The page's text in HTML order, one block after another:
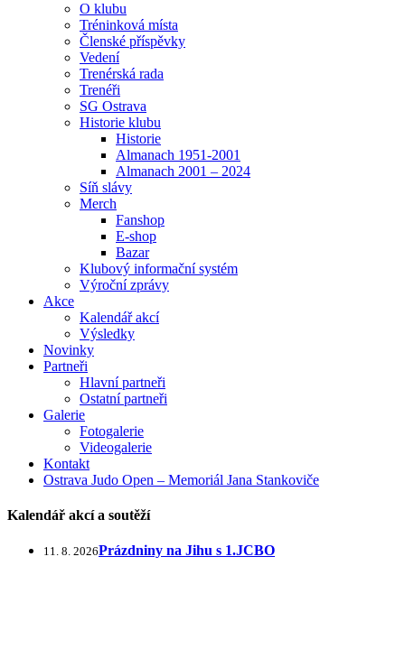
O klubu
Tréninková místa
Členské příspěvky
Vedení
Trenérská rada
Trenéři
SG Ostrava
Historie klubu
Historie
Almanach 1951-2001
Almanach 2001 – 2024
Síň slávy
Merch
Fanshop
E-shop
Bazar
Klubový informační systém
Výroční zprávy
Akce
Kalendář akcí
Výsledky
Novinky
Partneři
Hlavní partneři
Ostatní partneři
Galerie
Fotogalerie
Videogalerie
Kontakt
Ostrava Judo Open – Memoriál Jana Stankoviče
Kalendář akcí a soutěží
11. 8. 2026Prázdniny na Jihu s 1.JCBO